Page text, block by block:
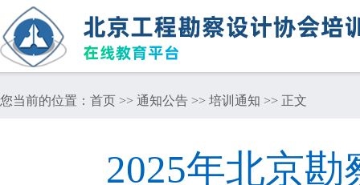
您当前的位置： 首页 >> 通知公告 >> 培训通知 >> 正文
2025年北京